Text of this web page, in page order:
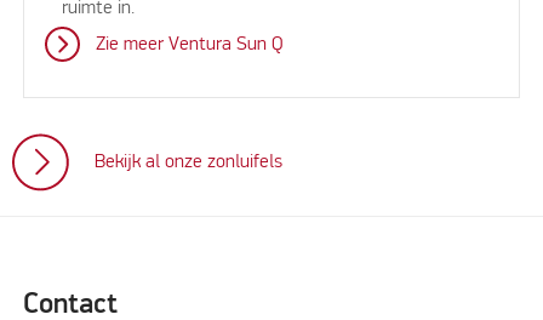
ruimte in.
Zie meer Ventura Sun Q
Bekijk al onze zonluifels
Contact